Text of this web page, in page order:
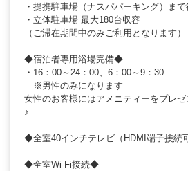
・提携駐車場（ナスパパーキング）まで
・立体駐車場 最大180台収容
（ご滞在期間中のみご利用となります）
◆宿泊者専用浴場完備◆
・16：00～24：00、6：00～9：30
※男性のみになります
女性のお客様にはアメニティーをプレ
♪
◆全室40インチテレビ（HDMI端子接続
◆全室Wi-Fi接続◆